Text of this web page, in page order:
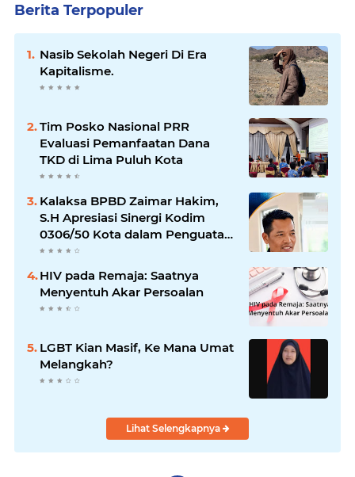
Berita Terpopuler
Nasib Sekolah Negeri Di Era
Kapitalisme.
Tim Posko Nasional PRR
Evaluasi Pemanfaatan Dana
TKD di Lima Puluh Kota
Kalaksa BPBD Zaimar Hakim,
S.H Apresiasi Sinergi Kodim
0306/50 Kota dalam Penguatan
Mitigasi dan Penanganan
Bencana
HIV pada Remaja: Saatnya
Menyentuh Akar Persoalan
LGBT Kian Masif, Ke Mana Umat
Melangkah?
Lihat Selengkapnya